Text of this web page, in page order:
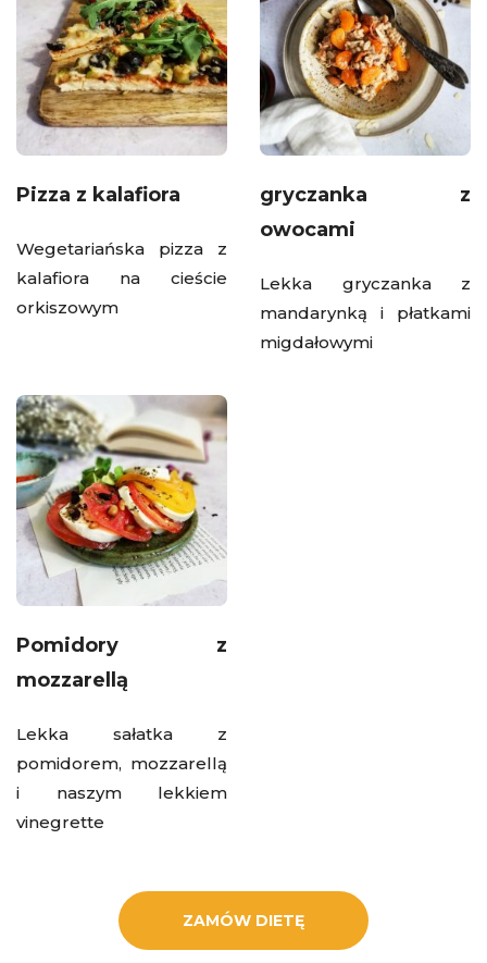
Pizza z kalafiora
Wegetariańska pizza z
kalafiora na cieście
orkiszowym
gryczanka z
owocami
Lekka gryczanka z
mandarynką i płatkami
migdałowymi
Pomidory z
mozzarellą
Lekka sałatka z
pomidorem, mozzarellą
i naszym lekkiem
vinegrette
ZAMÓW DIETĘ